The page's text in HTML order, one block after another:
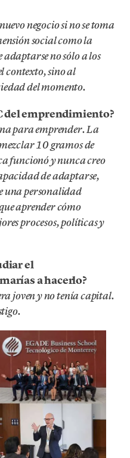
negocio si no se toma
social como la
no sólo a los
contexto, sino al
del momento.
del emprendimiento?
para emprender. La
10 gramos de
funcionó y nunca creo
de adaptarse,
una personalidad
aprender cómo
procesos, políticas y
el
a hacerlo?
joven y no tenía capital.